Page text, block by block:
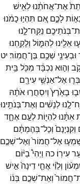
אֶת־אֲחֹתֵ֔נוּלְאִ֖ישׁ
לָכֶ֑ם אִ֚ם תִּהְי֣וּכָמֹ֔נוּ
בְּנֹתֵיכֶ֖ם נִֽקַּֽח־לָ֑נוּ
אֵלֵ֖ינוּלְהִמּ֑וֹל וְלָקַ֥חְנוּ
וּבְעֵינֵ֖י שְׁכֶ֥ם בֶּן־חֲמֽוֹר׃ יט
וְה֣וּא נִכְבָּ֔ד מִכֹּ֖ל בֵּ֥ית
אֶל־אַנְשֵׁ֥י עִירָ֖ם
בָאָ֙רֶץ֙ וְיִסְחֲר֣וּאֹתָ֔הּ
לָ֣נוּלְנָשִׁ֔ים וְאֶת־בְּנֹתֵ֖ינוּ
אִתָּ֔נוּלִהְי֖וֹתלְעַ֣ם אֶחָ֑ד
וְקִנְיָנָם֙ וְכָל־בְּהֶמְתָּ֔ם
אֶל־חֲמוֹר֙ וְאֶל־שְׁכֶ֣ם
עִירֽוֹ׃ כה וַיְהִי֩ בַיּ֨וֹם
וְלֵוִ֜י אֲחֵ֤י דִינָה֙אִ֣ישׁ
חֲמוֹר֙ וְאֶת־שְׁכֶ֣ם בְּנ֔וֹ